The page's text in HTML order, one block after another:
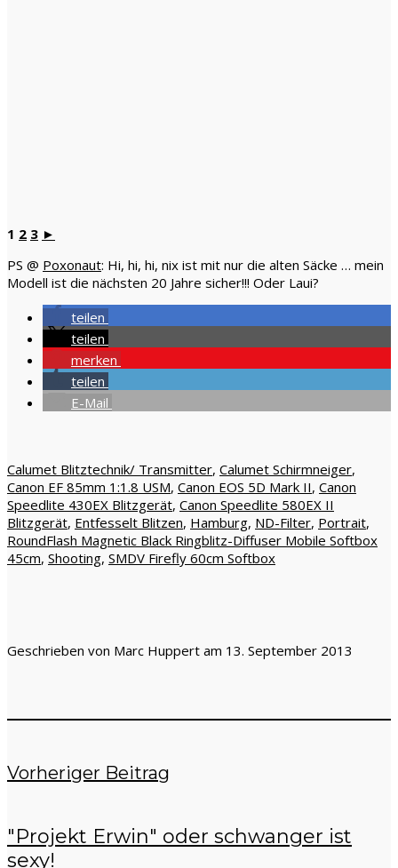
1 2 3 ►
PS @ Poxonaut: Hi, hi, hi, nix ist mit nur die alten Säcke … mein
Modell ist die nächsten 20 Jahre sicher!!! Oder Laui?
teilen
teilen
merken
teilen
E-Mail
Calumet Blitztechnik/ Transmitter, Calumet Schirmneiger,
Canon EF 85mm 1:1.8 USM, Canon EOS 5D Mark II, Canon
Speedlite 430EX Blitzgerät, Canon Speedlite 580EX II
Blitzgerät, Entfesselt Blitzen, Hamburg, ND-Filter, Portrait,
RoundFlash Magnetic Black Ringblitz-Diffuser Mobile Softbox
45cm, Shooting, SMDV Firefly 60cm Softbox
Geschrieben von Marc Huppert am 13. September 2013
Vorheriger Beitrag
"Projekt Erwin" oder schwanger ist
sexy!